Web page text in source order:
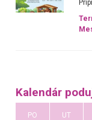
Kalendár
PO UT